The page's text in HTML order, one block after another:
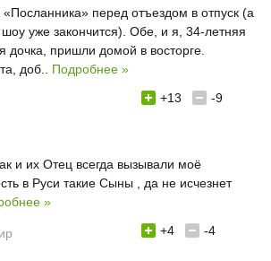
перед отъездом в отпуск (а
уже закончится). Обе, и я, 34-летняя
дочка, пришли домой в восторге.
доб.. Подробнее »
+13
-9
и их Отец всегда вызывали моё
в Руси такие Сыны , да не исчезнет
»
+4
-4